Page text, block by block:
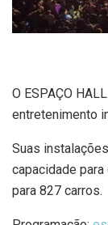
O ESPAÇO
entretenimento
Suas
capacidade
para 827 carros.